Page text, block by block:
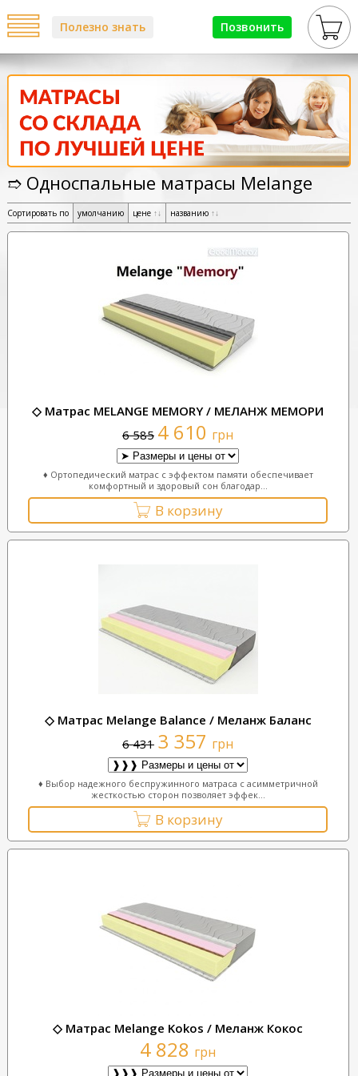
Позвонить
Полезно знать
➱ Односпальные матрасы Melange
Сортировать по умолчанию цене ↑↓ названию ↑↓
◇ Матрас MELANGE MEMORY / МЕЛАНЖ МЕМОРИ
6 585 4 610 грн
♦ Ортопедический матрас с эффектом памяти обеспечивает
комфортный и здоровый сон благодар...
В корзину
◇ Матрас Melange Balance / Меланж Баланс
6 431 3 357 грн
♦ Выбор надежного беспружинного матраса с асимметричной
жесткостью сторон позволяет эффек...
В корзину
◇ Матрас Melange Kokos / Меланж Кокос
4 828 грн